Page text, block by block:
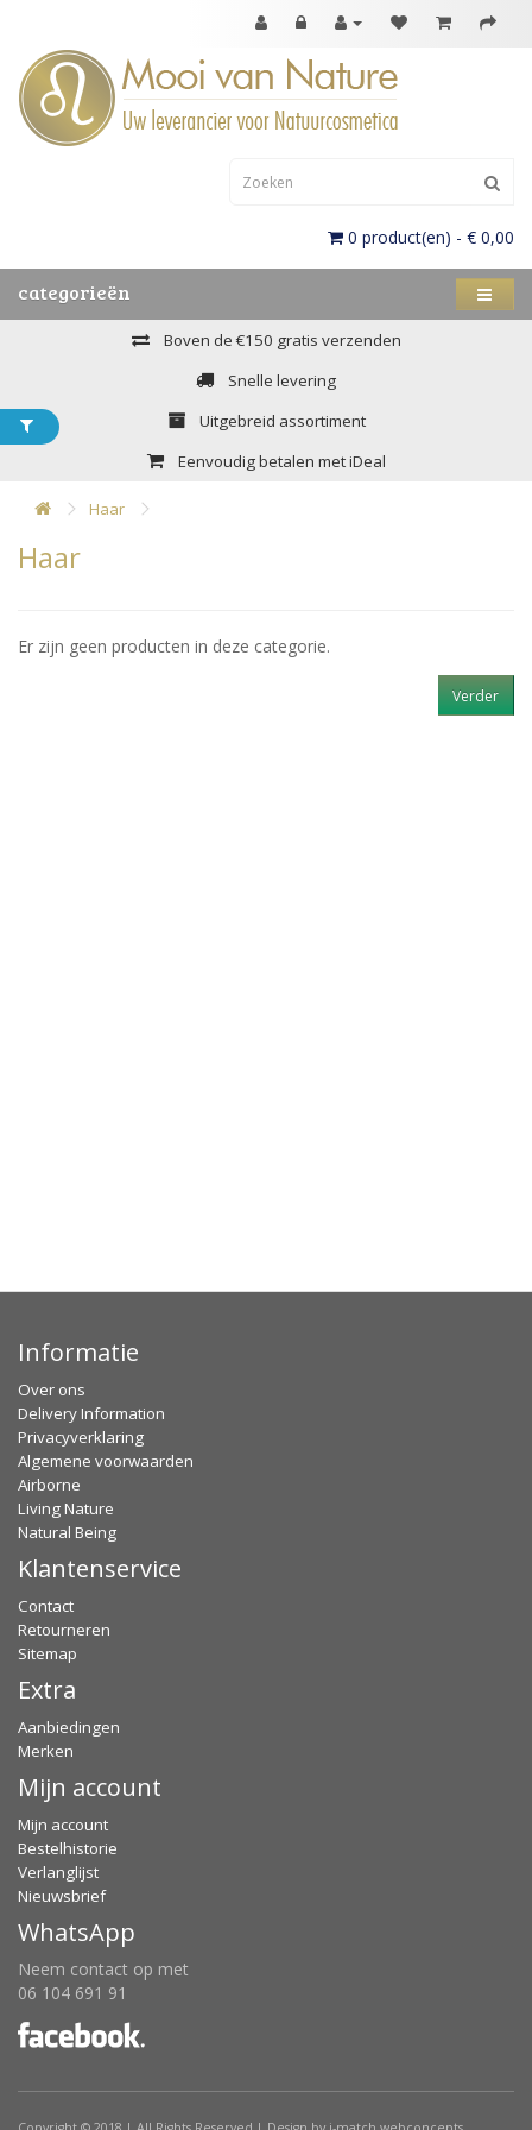
0 product(en) - € 0,00
categorieën
Boven de €150 gratis verzenden
Snelle levering
Uitgebreid assortiment
Eenvoudig betalen met iDeal
Haar
Haar
Er zijn geen producten in deze categorie.
Verder
Informatie
Over ons
Delivery Information
Privacyverklaring
Algemene voorwaarden
Airborne
Living Nature
Natural Being
Klantenservice
Contact
Retourneren
Sitemap
Extra
Aanbiedingen
Merken
Mijn account
Mijn account
Bestelhistorie
Verlanglijst
Nieuwsbrief
WhatsApp
Neem contact op met
06 104 691 91